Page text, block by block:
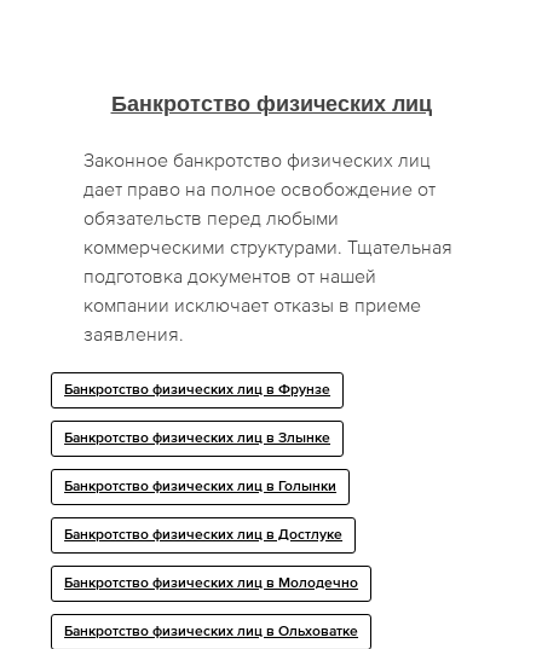
Банкротство физических лиц
Законное банкротство физических лиц
дает право на полное освобождение от
обязательств перед любыми
коммерческими структурами. Тщательная
подготовка документов от нашей
компании исключает отказы в приеме
заявления.
Банкротство физических лиц в Фрунзе
Банкротство физических лиц в Злынке
Банкротство физических лиц в Голынки
Банкротство физических лиц в Достлуке
Банкротство физических лиц в Молодечно
Банкротство физических лиц в Ольховатке